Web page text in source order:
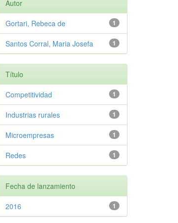
Autor
1
Gortari, Rebeca de
1
Santos Corral, Maria Josefa
Título
1
Competitividad
1
Industrias rurales
1
Microempresas
1
Redes
Fecha de lanzamiento
1
2016